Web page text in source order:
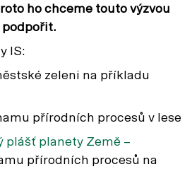
ho chceme touto výzvou
podpořit.
IS:
zeleni na příkladu
přírodních procesů v lese
plášť planety Země –
přírodních procesů na